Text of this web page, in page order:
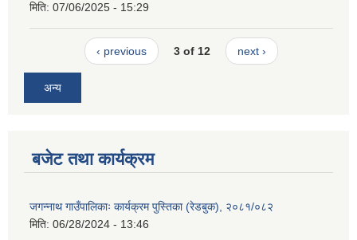
मिति: 07/06/2025 - 15:29
‹ previous 3 of 12 next ›
अन्य
बजेट तथा कार्यक्रम
जगन्नाथ गाउँपालिकाः कार्यक्रम पुस्तिका (रेडबुक), २०८१/०८२
मिति: 06/28/2024 - 13:46